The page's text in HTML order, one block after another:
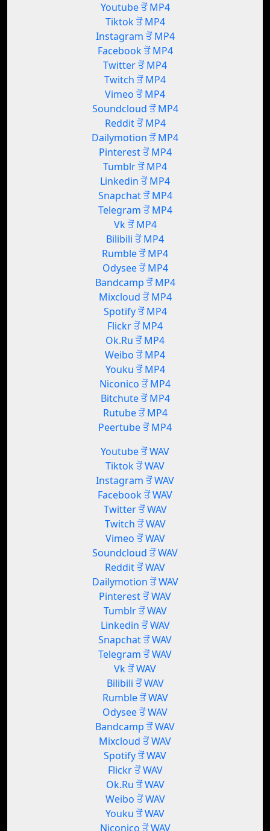
Youtube ਤੋਂ MP4
Tiktok ਤੋਂ MP4
Instagram ਤੋਂ MP4
Facebook ਤੋਂ MP4
Twitter ਤੋਂ MP4
Twitch ਤੋਂ MP4
Vimeo ਤੋਂ MP4
Soundcloud ਤੋਂ MP4
Reddit ਤੋਂ MP4
Dailymotion ਤੋਂ MP4
Pinterest ਤੋਂ MP4
Tumblr ਤੋਂ MP4
Linkedin ਤੋਂ MP4
Snapchat ਤੋਂ MP4
Telegram ਤੋਂ MP4
Vk ਤੋਂ MP4
Bilibili ਤੋਂ MP4
Rumble ਤੋਂ MP4
Odysee ਤੋਂ MP4
Bandcamp ਤੋਂ MP4
Mixcloud ਤੋਂ MP4
Spotify ਤੋਂ MP4
Flickr ਤੋਂ MP4
Ok.Ru ਤੋਂ MP4
Weibo ਤੋਂ MP4
Youku ਤੋਂ MP4
Niconico ਤੋਂ MP4
Bitchute ਤੋਂ MP4
Rutube ਤੋਂ MP4
Peertube ਤੋਂ MP4
Youtube ਤੋਂ WAV
Tiktok ਤੋਂ WAV
Instagram ਤੋਂ WAV
Facebook ਤੋਂ WAV
Twitter ਤੋਂ WAV
Twitch ਤੋਂ WAV
Vimeo ਤੋਂ WAV
Soundcloud ਤੋਂ WAV
Reddit ਤੋਂ WAV
Dailymotion ਤੋਂ WAV
Pinterest ਤੋਂ WAV
Tumblr ਤੋਂ WAV
Linkedin ਤੋਂ WAV
Snapchat ਤੋਂ WAV
Telegram ਤੋਂ WAV
Vk ਤੋਂ WAV
Bilibili ਤੋਂ WAV
Rumble ਤੋਂ WAV
Odysee ਤੋਂ WAV
Bandcamp ਤੋਂ WAV
Mixcloud ਤੋਂ WAV
Spotify ਤੋਂ WAV
Flickr ਤੋਂ WAV
Ok.Ru ਤੋਂ WAV
Weibo ਤੋਂ WAV
Youku ਤੋਂ WAV
Niconico ਤੋਂ WAV